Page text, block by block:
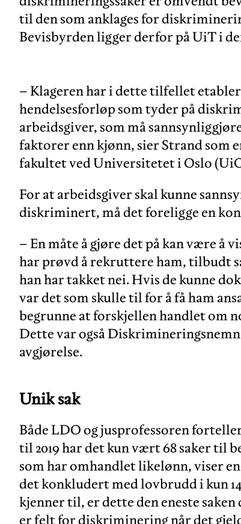
til den som anklages for
Bevisbyrden ligger derfor på UiT i
– Klageren har i dette tilfellet
hendelsesforløp som tyder på
arbeidsgiver, som må
faktorer enn kjønn, sier Strand som
fakultet ved Universitetet i Oslo
For at arbeidsgiver skal kunne
diskriminert, må det foreligge en
– En måte å gjøre det på kan være å
har prøvd å rekruttere ham, tilbudt
han har takket nei. Hvis de kunne
var det som skulle til for å få ham
begrunne at forskjellen handlet om
Dette var også
avgjørelse.
Unik sak
Både LDO og jusprofessoren
til 2019 har det kun vært 68 saker til
som har omhandlet likelønn, viser en
det konkludert med lovbrudd i kun
kjenner til, er dette den eneste
er felt for diskriminering når det